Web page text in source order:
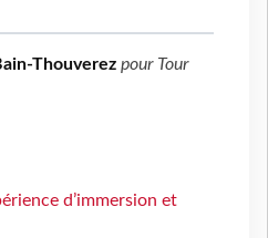
Thouverez pour Tour
d’immersion et